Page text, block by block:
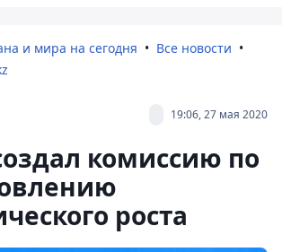
и мира на сегодня
Все новости
19:06, 27 мая 2020
комиссию по
роста